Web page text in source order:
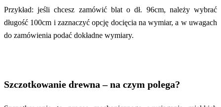
Przykład: jeśli chcesz zamówić blat o dł. 96cm, należy wybrać
długość 100cm i zaznaczyć opcję docięcia na wymiar, a w uwagach
do zamówienia podać dokładne wymiary.
Szczotkowanie drewna – na czym polega?